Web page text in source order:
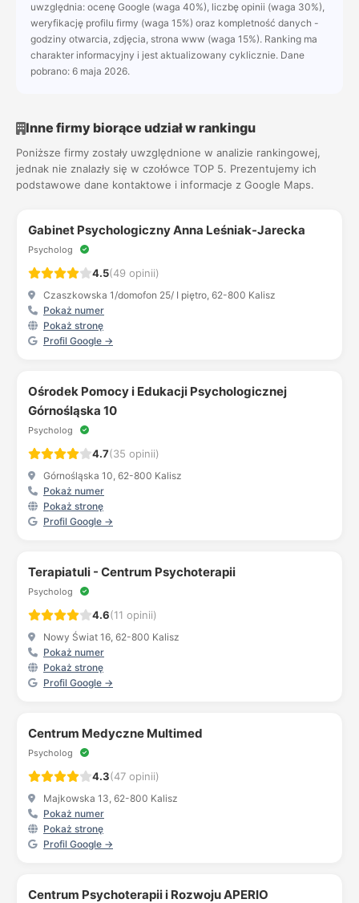
uwzględnia: ocenę Google (waga 40%), liczbę opinii (waga 30%),
weryfikację profilu firmy (waga 15%) oraz kompletność danych -
godziny otwarcia, zdjęcia, strona www (waga 15%). Ranking ma
charakter informacyjny i jest aktualizowany cyklicznie. Dane
pobrano: 6 maja 2026.
Inne firmy biorące udział w rankingu
Poniższe firmy zostały uwzględnione w analizie rankingowej,
jednak nie znalazły się w czołówce TOP 5. Prezentujemy ich
podstawowe dane kontaktowe i informacje z Google Maps.
Gabinet Psychologiczny Anna Leśniak-Jarecka
Psycholog
4.5(49 opinii)
Czaszkowska 1/domofon 25/ I piętro, 62-800 Kalisz
Pokaż numer
Pokaż stronę
Profil Google →
Ośrodek Pomocy i Edukacji Psychologicznej
Górnośląska 10
Psycholog
4.7(35 opinii)
Górnośląska 10, 62-800 Kalisz
Pokaż numer
Pokaż stronę
Profil Google →
Terapiatuli - Centrum Psychoterapii
Psycholog
4.6(11 opinii)
Nowy Świat 16, 62-800 Kalisz
Pokaż numer
Pokaż stronę
Profil Google →
Centrum Medyczne Multimed
Psycholog
4.3(47 opinii)
Majkowska 13, 62-800 Kalisz
Pokaż numer
Pokaż stronę
Profil Google →
Centrum Psychoterapii i Rozwoju APERIO